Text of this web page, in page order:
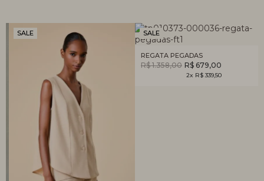
SALE SALE
REGATA PEGADAS
R$ 1.358,00 R$ 679,00
2x R$ 339,50